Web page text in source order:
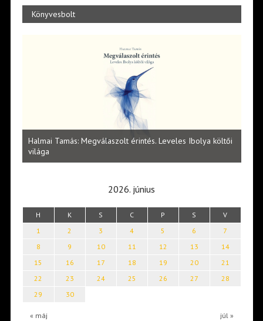
Könyvesbolt
Halmai Tamás: Megválaszolt érintés. Leveles Ibolya költői
világa
2026. június
H K S C P S V
« máj júl »
1 2 3 4 5 6
7
8
9 10 11 12 13
14
15
16 17 18 19 20
21
22
23 24 25 26 27
28
29
30